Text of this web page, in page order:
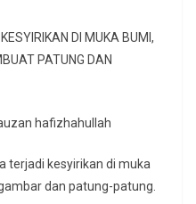
DI MUKA BUMI,
PATUNG DAN
hafizhahullah
terjadi kesyirikan di muka
dan patung-patung.